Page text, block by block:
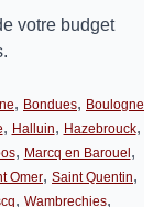
votre budget
, Bondues, Boulogne
, Halluin, Hazebrouck,
, Marcq en Barouel ,
Omer, Saint Quentin,
, Wambrechies,